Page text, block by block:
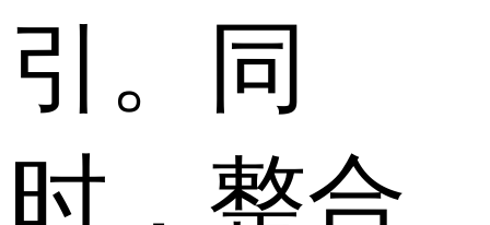
引。同
时，整合